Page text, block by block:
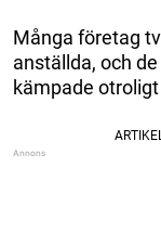
Många företag
anställda, och
kämpade